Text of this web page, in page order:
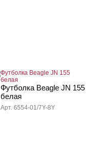
Футболка Beagle JN 155
белая
Арт. 6554-01/7Y-8Y